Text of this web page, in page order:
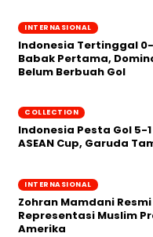
INTERNASIONAL
Indonesia Tertinggal
Babak Pertama,
Belum Berbuah Gol
COLLECTION
Indonesia Pesta Gol 5-
ASEAN Cup, Garuda
INTERNASIONAL
Zohran Mamdani
Representasi Muslim
Amerika